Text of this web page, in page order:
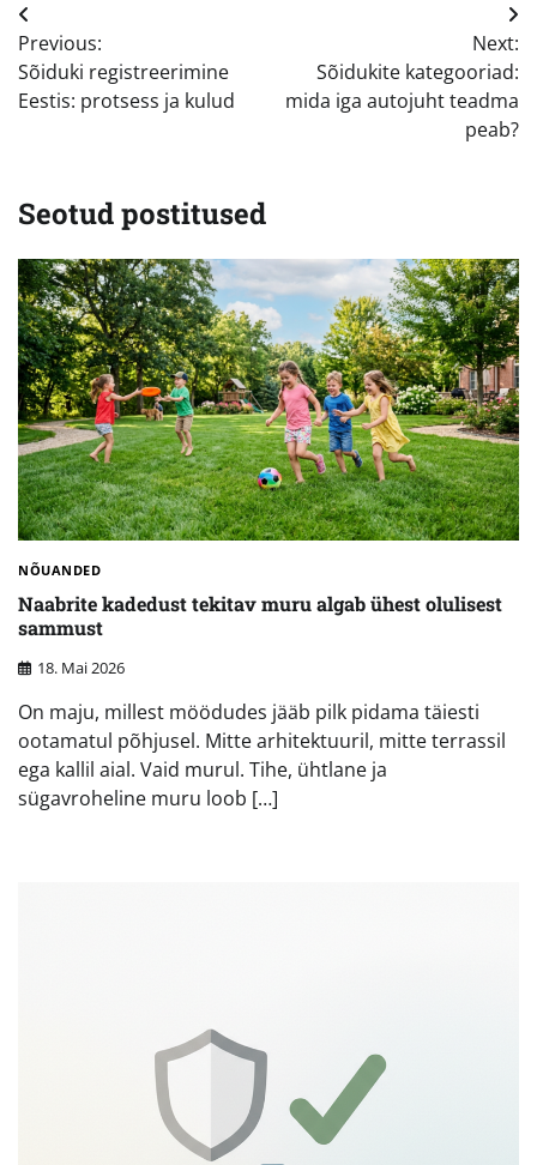
Navigeerimine
Previous:
Sõiduki registreerimine
Eestis: protsess ja kulud
Next:
Sõidukite kategooriad:
mida iga autojuht teadma
peab?
Seotud postitused
NÕUANDED
Naabrite kadedust tekitav muru algab ühest olulisest
sammust
18. Mai 2026
On maju, millest möödudes jääb pilk pidama täiesti
ootamatul põhjusel. Mitte arhitektuuril, mitte terrassil
ega kallil aial. Vaid murul. Tihe, ühtlane ja
sügavroheline muru loob […]